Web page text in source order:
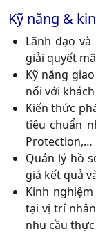
Kỹ năng &
Lãnh đạo
giải quyết
Kỹ năng
nối với
Kiến thức
tiêu chuẩn
Protection,…
Quản lý hồ
giá kết quả
Kinh
tại vị trí
nhu cầu